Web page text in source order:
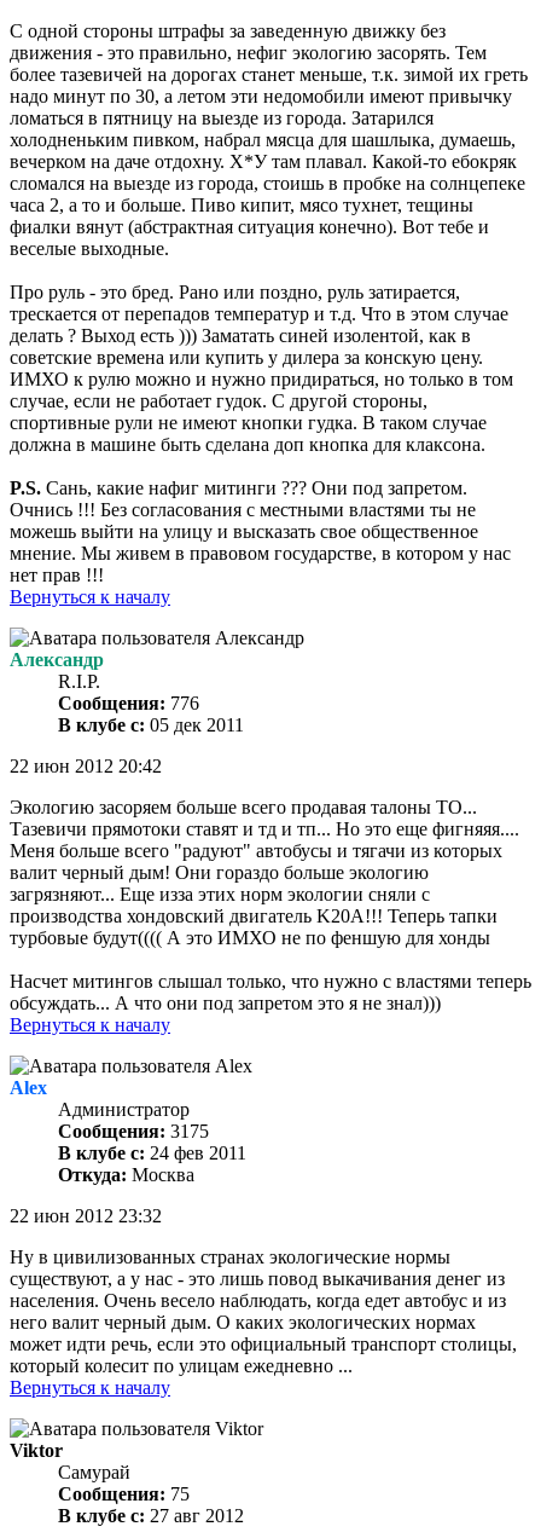
С одной стороны штрафы за заведенную движку без
движения - это правильно, нефиг экологию засорять. Тем
более тазевичей на дорогах станет меньше, т.к. зимой их греть
надо минут по 30, а летом эти недомобили имеют привычку
ломаться в пятницу на выезде из города. Затарился
холодненьким пивком, набрал мясца для шашлыка, думаешь,
вечерком на даче отдохну. Х*У там плавал. Какой-то ебокряк
сломался на выезде из города, стоишь в пробке на солнцепеке
часа 2, а то и больше. Пиво кипит, мясо тухнет, тещины
фиалки вянут (абстрактная ситуация конечно). Вот тебе и
веселые выходные.
Про руль - это бред. Рано или поздно, руль затирается,
трескается от перепадов температур и т.д. Что в этом случае
делать ? Выход есть ))) Заматать синей изолентой, как в
советские времена или купить у дилера за конскую цену.
ИМХО к рулю можно и нужно придираться, но только в том
случае, если не работает гудок. С другой стороны,
спортивные рули не имеют кнопки гудка. В таком случае
должна в машине быть сделана доп кнопка для клаксона.
P.S. Сань, какие нафиг митинги ??? Они под запретом.
Очнись !!! Без согласования с местными властями ты не
можешь выйти на улицу и высказать свое общественное
мнение. Мы живем в правовом государстве, в котором у нас
нет прав !!!
Вернуться к началу
Александр
R.I.P.
Сообщения: 776
В клубе с: 05 дек 2011
22 июн 2012 20:42
Экологию засоряем больше всего продавая талоны ТО...
Тазевичи прямотоки ставят и тд и тп... Но это еще фигняяя....
Меня больше всего "радуют" автобусы и тягачи из которых
валит черный дым! Они гораздо больше экологию
загрязняют... Еще изза этих норм экологии сняли с
производства хондовский двигатель K20A!!! Теперь тапки
турбовые будут(((( А это ИМХО не по феншую для хонды
Насчет митингов слышал только, что нужно с властями теперь
обсуждать... А что они под запретом это я не знал)))
Вернуться к началу
Alex
Администратор
Сообщения: 3175
В клубе с: 24 фев 2011
Откуда: Москва
22 июн 2012 23:32
Ну в цивилизованных странах экологические нормы
существуют, а у нас - это лишь повод выкачивания денег из
населения. Очень весело наблюдать, когда едет автобус и из
него валит черный дым. О каких экологических нормах
может идти речь, если это официальный транспорт столицы,
который колесит по улицам ежедневно ...
Вернуться к началу
Viktor
Самурай
Сообщения: 75
В клубе с: 27 авг 2012